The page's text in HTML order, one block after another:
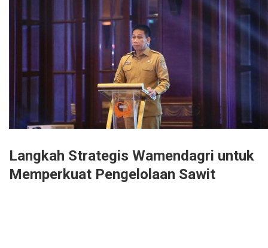
Langkah Strategis Wamendagri untuk
Memperkuat Pengelolaan Sawit